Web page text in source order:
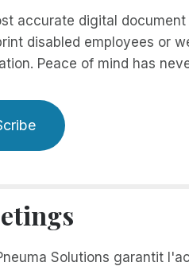
accurate digital
disabled employees or
Peace of mind has
Solutions garantit